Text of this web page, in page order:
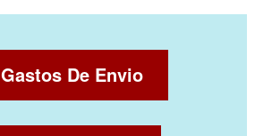
Gastos De Envio